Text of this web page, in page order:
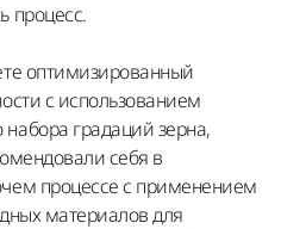
процесс.
оптимизированный
с использованием
градаций зерна,
себя в
процессе с применением
материалов для